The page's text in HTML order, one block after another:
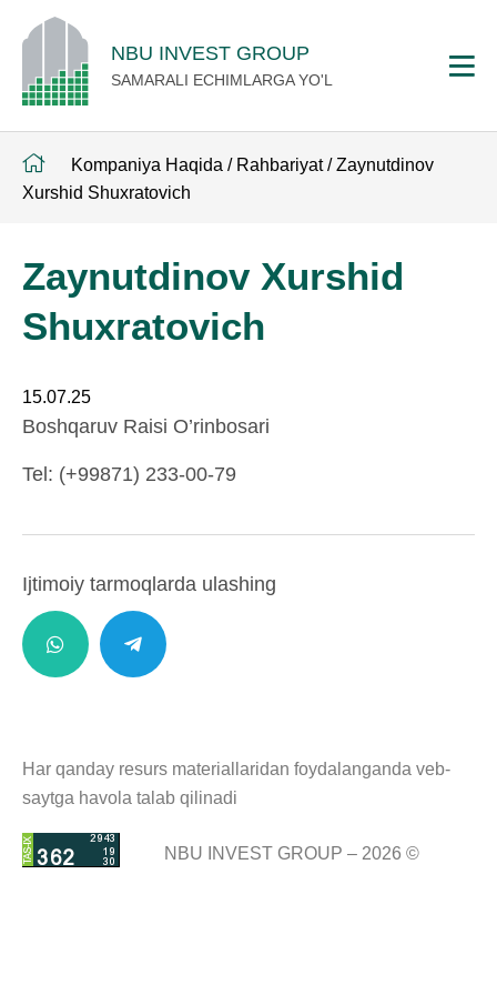
NBU INVEST GROUP
SAMARALI ECHIMLARGA YO'L
Kompaniya Haqida / Rahbariyat / Zaynutdinov
Xurshid Shuxratovich
Zaynutdinov Xurshid
Shuxratovich
15.07.25
Boshqaruv Raisi O’rinbosari
Tel: (+99871) 233-00-79
Ijtimoiy tarmoqlarda ulashing
Har qanday resurs materiallaridan foydalanganda veb-
saytga havola talab qilinadi
NBU INVEST GROUP – 2026 ©